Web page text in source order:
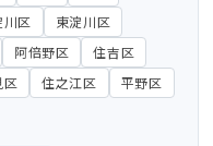
川区
東淀川区
阿倍野区
住吉区
区 住之江区
平野区